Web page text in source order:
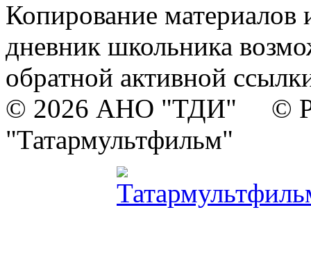
Копирование материалов
дневник школьника
обратной активной
© 2026 АНО "ТДИ" ©
"Татармультфильм"